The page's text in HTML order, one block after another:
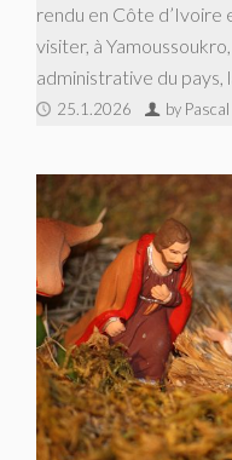
rendu en Côte d’Ivoire
visiter, à
administrative du pays,
25.1.2026 by Pascal